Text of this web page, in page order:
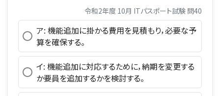
令和2年度 10月 ITパスポート試験 問40
ア: 機能追加に掛かる費用を見積もり，必要な予
算を確保する。
イ: 機能追加に対応するために，納期を変更する
か要員を追加するかを検討する。